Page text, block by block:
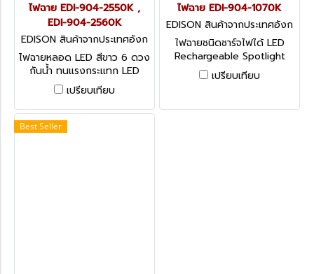
ไฟฉาย EDI-904-2550K ,
EDI-904-2560K
EDISON สินค้าจากประเทศอังก
ฤษ-1
ไฟฉายหลอด LED สีขาว 6 ดวง
กันน้ำ ทนแรงกระแทก LED
Torches
เปรียบเทียบ
ไฟฉาย EDI-904-1070K
EDISON สินค้าจากประเทศอังก
ฤษ-1
ไฟฉายชนิดชาร์จไฟได้ LED
Rechargeable Spotlight
เปรียบเทียบ
Best Seller